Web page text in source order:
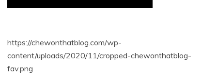
https://chewonthatblog.com/wp-
content/uploads/2020/11/cropped-chewonthatblog-
fav.png